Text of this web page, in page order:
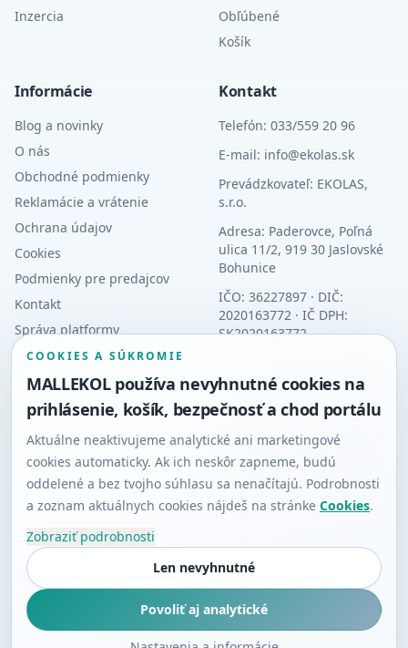
Inzercia
Obľúbené
Košík
Informácie
Blog a novinky
O nás
Obchodné podmienky
Reklamácie a vrátenie
Ochrana údajov
Cookies
Podmienky pre predajcov
Kontakt
Správa platformy
Kontakt
Telefón: 033/559 20 96
E-mail: info@ekolas.sk
Prevádzkovateľ: EKOLAS,
s.r.o.
Adresa: Paderovce, Poľná
ulica 11/2, 919 30 Jaslovské
Bohunice
IČO: 36227897 · DIČ:
2020163772 · IČ DPH:
SK2020163772
vložka 11025/T
Orgán dozoru: Slovenská
obchodná inšpekcia (SOI),
Inšpektorát SOI pre Trnavský kraj
Alternatívne riešenie sporov
Platforma riešenia sporov online
(RSO)
© MALLEKOL Marketplace | Prevádzkuje EKOLAS, s.r.o.
KARTABANKA
Mário Bulla
Návrh a architektúra systému • Vývoj a programovanie • Všetky práva
vyhradené
COOKIES A SÚKROMIE
MALLEKOL používa nevyhnutné cookies na
prihlásenie, košík, bezpečnosť a chod portálu
Aktuálne neaktivujeme analytické ani marketingové
cookies automaticky. Ak ich neskôr zapneme, budú
oddelené a bez tvojho súhlasu sa nenačítajú. Podrobnosti
a zoznam aktuálnych cookies nájdeš na stránke Cookies.
Zobraziť podrobnosti
Len nevyhnutné
Povoliť aj analytické